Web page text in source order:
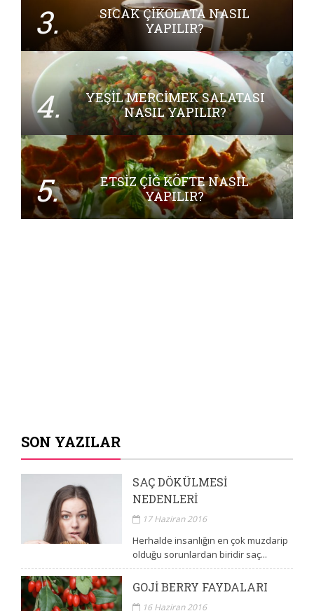
3.
SICAK ÇIKOLATA NASIL
YAPILIR?
4.
YEŞIL MERCIMEK SALATASI
NASIL YAPILIR?
5.
ETSIZ ÇIĞ KÖFTE NASIL
YAPILIR?
SON YAZILAR
SAÇ DÖKÜLMESI
NEDENLERI
17 Haziran 2016
Herhalde insanlığın en çok muzdarip
olduğu sorunlardan biridir saç...
GOJI BERRY FAYDALARI
16 Haziran 2016